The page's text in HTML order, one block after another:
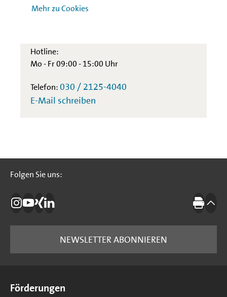
Mehr zu Cookies
Hotline:
Mo - Fr 09:00 - 15:00 Uhr
Telefon:030 / 2125-4040
E-Mail schreiben
Folgen Sie uns:
Folgen Sie uns:
Die IBB auf Instagram
Die IBB auf YouTube
Die IBB auf Xing
Die IBB auf LinkedIn Drucken
NEWSLETTER ABONNIEREN
Förderungen